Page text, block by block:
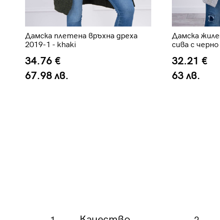
Дамска плетена връхна дреха
2019-1 - khaki
34.76 €
67.98 лв.
Дамска
сива с черно
32.21 €
63 лв.